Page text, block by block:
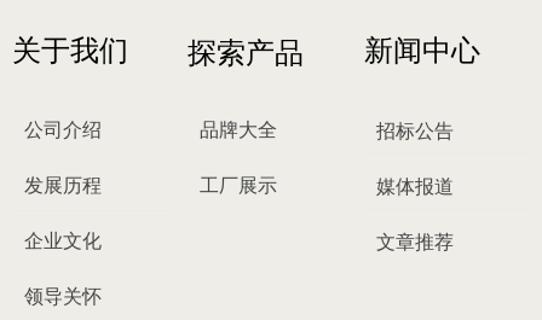
关于我们
公司介绍
发展历程
企业文化
领导关怀
探索产品
品牌大全
工厂展示
招标公告
媒体报道
文章推荐
新闻中心